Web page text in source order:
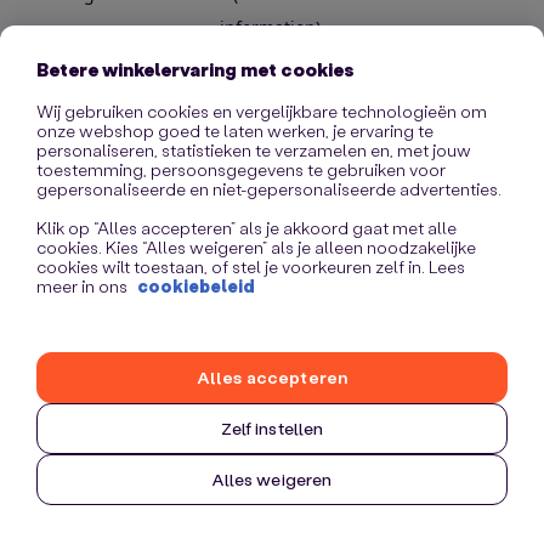
information).
Betere winkelervaring met cookies
Wij gebruiken cookies en vergelijkbare technologieën om
onze webshop goed te laten werken, je ervaring te
personaliseren, statistieken te verzamelen en, met jouw
toestemming, persoonsgegevens te gebruiken voor
gepersonaliseerde en niet-gepersonaliseerde advertenties.
Klik op “Alles accepteren” als je akkoord gaat met alle
cookies. Kies “Alles weigeren” als je alleen noodzakelijke
cookies wilt toestaan, of stel je voorkeuren zelf in. Lees
meer in ons cookiebeleid
Zelf instellen
Alles weigeren
Alles accepteren